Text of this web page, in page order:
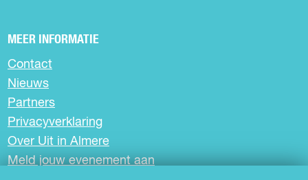
MEER INFORMATIE
Contact
Nieuws
Partners
Privacyverklaring
Over Uit in Almere
Meld jouw evenement aan